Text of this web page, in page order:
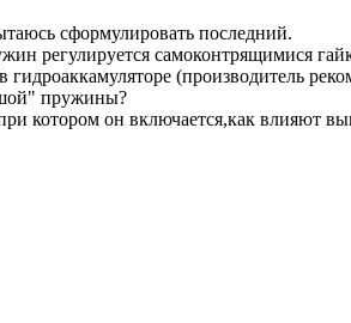
сформулировать последний.
регулируется самоконтрящимися
(производитель
пружины?
котором он включается,как влияют